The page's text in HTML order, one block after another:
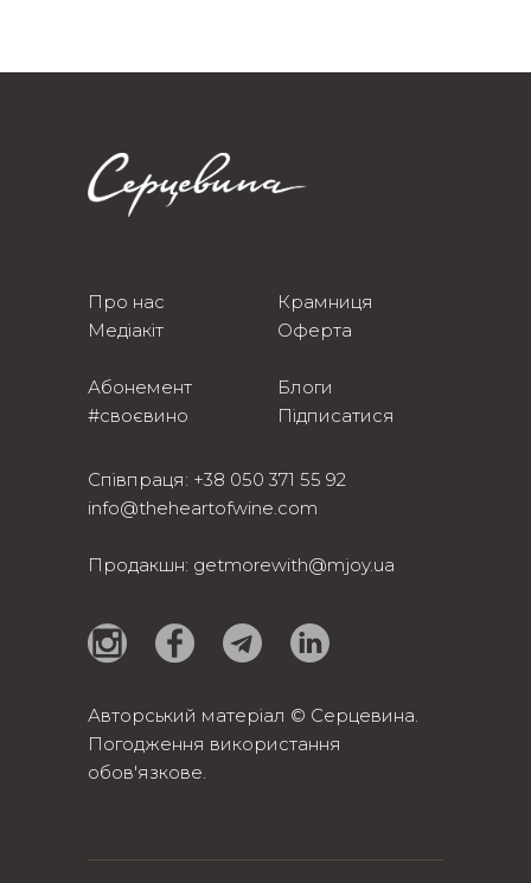
Про нас
Медіакіт
Абонемент
#своєвино
Крамниця
Оферта
Блоги
Підписатися
Співпраця: +38 050 371 55 92
info@theheartofwine.com
Продакшн: getmorewith@mjoy.ua
Авторський матеріал © Серцевина.
Погодження використання
обов'язкове.